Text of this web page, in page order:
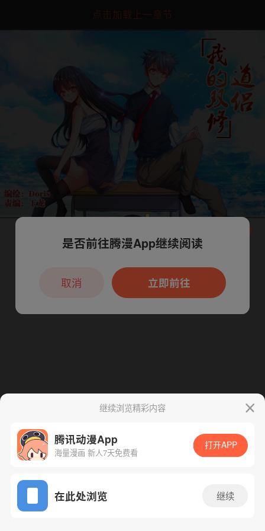
点击加载上一章节
App免费看
下一话 腾漫App免费看
继续浏览精彩内容
腾讯动漫App
海量漫画 新人7天免费看
打开APP
在此处浏览 继续
本章节仅支持App阅读，可打开App新用
户7天免费看
是否前往腾漫App继续阅读
立即前往
取消